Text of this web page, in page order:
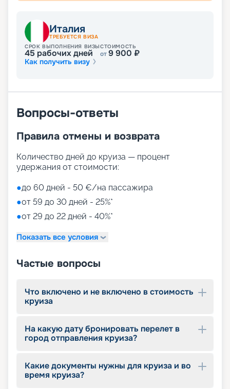
Развлечения на лайнере
Лайнер предлагает огромное разнообразие
На выбор представлены такие пространства:
релаксационный комплекс только для взрослых)
бассейнами, клубами, игровыми зонами)
для детей)
Aquapark (с открытыми игровыми
водными пушками, 3 водными горками с
эффектами виртуальной реальности)
мини-гольф и теннис
7 бассейнов
детский внутренний комплекс,
Италия
ТРЕБУЕТСЯ ВИЗА
СРОК ВЫПОЛНЕНИЯ ВИЗЫ
45 рабочих дней
СТОИМОСТЬ
от9 900 ₽
Как получить визу
Вопросы-ответы
Правила отмены и возврата
Количество дней до круиза — процент
удержания от стоимости:
●до 60 дней - 50 €/на пассажира
●от 59 до 30 дней - 25%*
●от 29 до 22 дней - 40%*
Показать все условия
Частые вопросы
Что включено и не включено в стоимость
круиза
На какую дату бронировать перелет в
город отправления круиза?
Какие документы нужны для круиза и во
время круиза?